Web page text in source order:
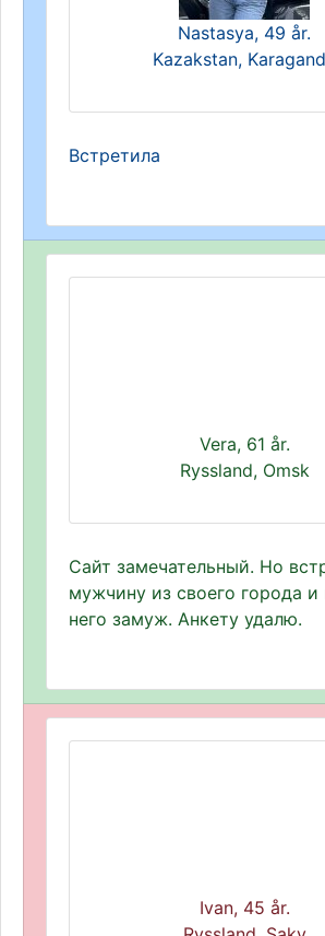
Nastasya, 49 år.
Kazakstan,
Встретила
Vera, 61 år.
Ryssland, Omsk
Сайт замечательный. Но
мужчину из своего города
него замуж. Анкету удалю.
Ivan, 45 år.